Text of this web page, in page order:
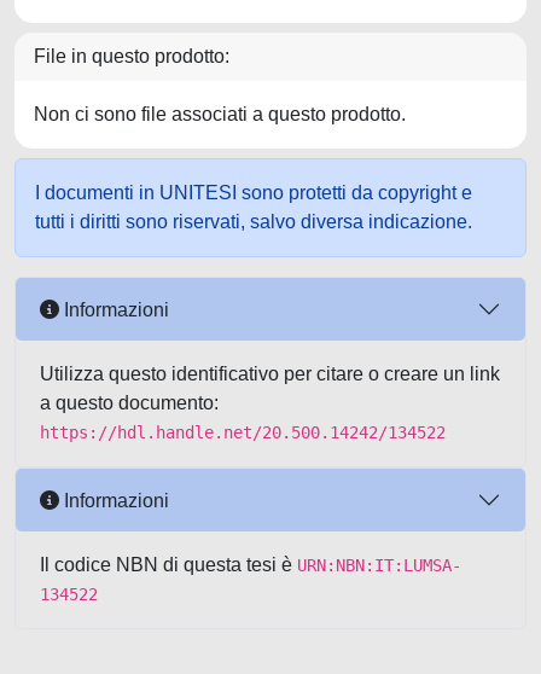
File in questo prodotto:
Non ci sono file associati a questo prodotto.
I documenti in UNITESI sono protetti da copyright e
tutti i diritti sono riservati, salvo diversa indicazione.
Informazioni
Utilizza questo identificativo per citare o creare un link
a questo documento:
https://hdl.handle.net/20.500.14242/134522
Informazioni
Il codice NBN di questa tesi è URN:NBN:IT:LUMSA-
134522